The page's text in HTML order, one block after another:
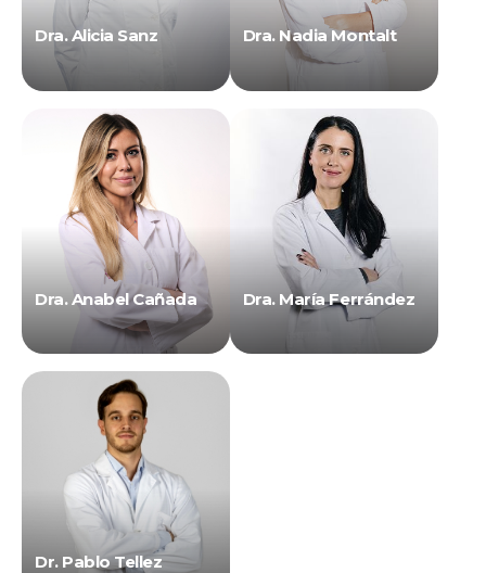
Dra. Alicia Sanz Dra. Nadia Montalt
Dra. Anabel Cañada Dra. María Ferrández
Dr. Pablo Tellez